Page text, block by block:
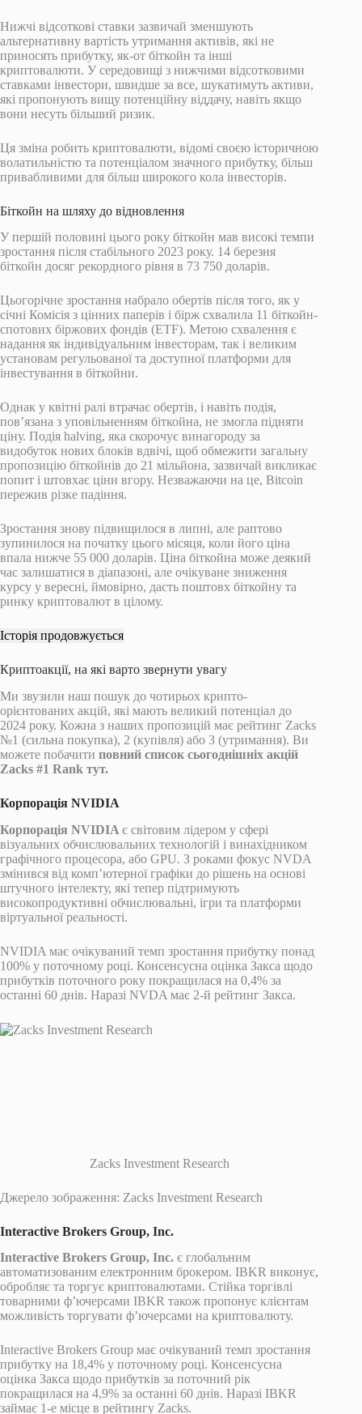
Нижчі відсоткові ставки зазвичай зменшують
альтернативну вартість утримання активів, які не
приносять прибутку, як-от біткойн та інші
криптовалюти. У середовищі з нижчими відсотковими
ставками інвестори, швидше за все, шукатимуть активи,
які пропонують вищу потенційну віддачу, навіть якщо
вони несуть більший ризик.
Ця зміна робить криптовалюти, відомі своєю історичною
волатильністю та потенціалом значного прибутку, більш
привабливими для більш широкого кола інвесторів.
Біткойн на шляху до відновлення
У першій половині цього року біткойн мав високі темпи
зростання після стабільного 2023 року. 14 березня
біткойн досяг рекордного рівня в 73 750 доларів.
Цьогорічне зростання набрало обертів після того, як у
січні Комісія з цінних паперів і бірж схвалила 11 біткойн-
спотових біржових фондів (ETF). Метою схвалення є
надання як індивідуальним інвесторам, так і великим
установам регульованої та доступної платформи для
інвестування в біткойни.
Однак у квітні ралі втрачає обертів, і навіть подія,
пов’язана з уповільненням біткойна, не змогла підняти
ціну. Подія halving, яка скорочує винагороду за
видобуток нових блоків вдвічі, щоб обмежити загальну
пропозицію біткойнів до 21 мільйона, зазвичай викликає
попит і штовхає ціни вгору. Незважаючи на це, Bitcoin
пережив різке падіння.
Зростання знову підвищилося в липні, але раптово
зупинилося на початку цього місяця, коли його ціна
впала нижче 55 000 доларів. Ціна біткойна може деякий
час залишатися в діапазоні, але очікуване зниження
курсу у вересні, ймовірно, дасть поштовх біткойну та
ринку криптовалют в цілому.
Історія продовжується
Криптоакції, на які варто звернути увагу
Ми звузили наш пошук до чотирьох крипто-
орієнтованих акцій, які мають великий потенціал до
2024 року. Кожна з наших пропозицій має рейтинг Zacks
№1 (сильна покупка), 2 (купівля) або 3 (утримання). Ви
можете побачити повний список сьогоднішніх акцій
Zacks #1 Rank тут.
Корпорація NVIDIA
Корпорація NVIDIA є світовим лідером у сфері
візуальних обчислювальних технологій і винахідником
графічного процесора, або GPU. З роками фокус NVDA
змінився від комп’ютерної графіки до рішень на основі
штучного інтелекту, які тепер підтримують
високопродуктивні обчислювальні, ігри та платформи
віртуальної реальності.
NVIDIA має очікуваний темп зростання прибутку понад
100% у поточному році. Консенсусна оцінка Закса щодо
прибутків поточного року покращилася на 0,4% за
останні 60 днів. Наразі NVDA має 2-й рейтинг Закса.
Zacks Investment Research
Джерело зображення: Zacks Investment Research
Interactive Brokers Group, Inc.
Interactive Brokers Group, Inc. є глобальним
автоматизованим електронним брокером. IBKR виконує,
обробляє та торгує криптовалютами. Стійка торгівлі
товарними ф’ючерсами IBKR також пропонує клієнтам
можливість торгувати ф’ючерсами на криптовалюту.
Interactive Brokers Group має очікуваний темп зростання
прибутку на 18,4% у поточному році. Консенсусна
оцінка Закса щодо прибутків за поточний рік
покращилася на 4,9% за останні 60 днів. Наразі IBKR
займає 1-е місце в рейтингу Zacks.